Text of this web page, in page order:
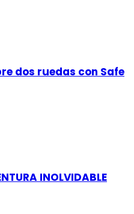
dos ruedas con Safe
INOLVIDABLE